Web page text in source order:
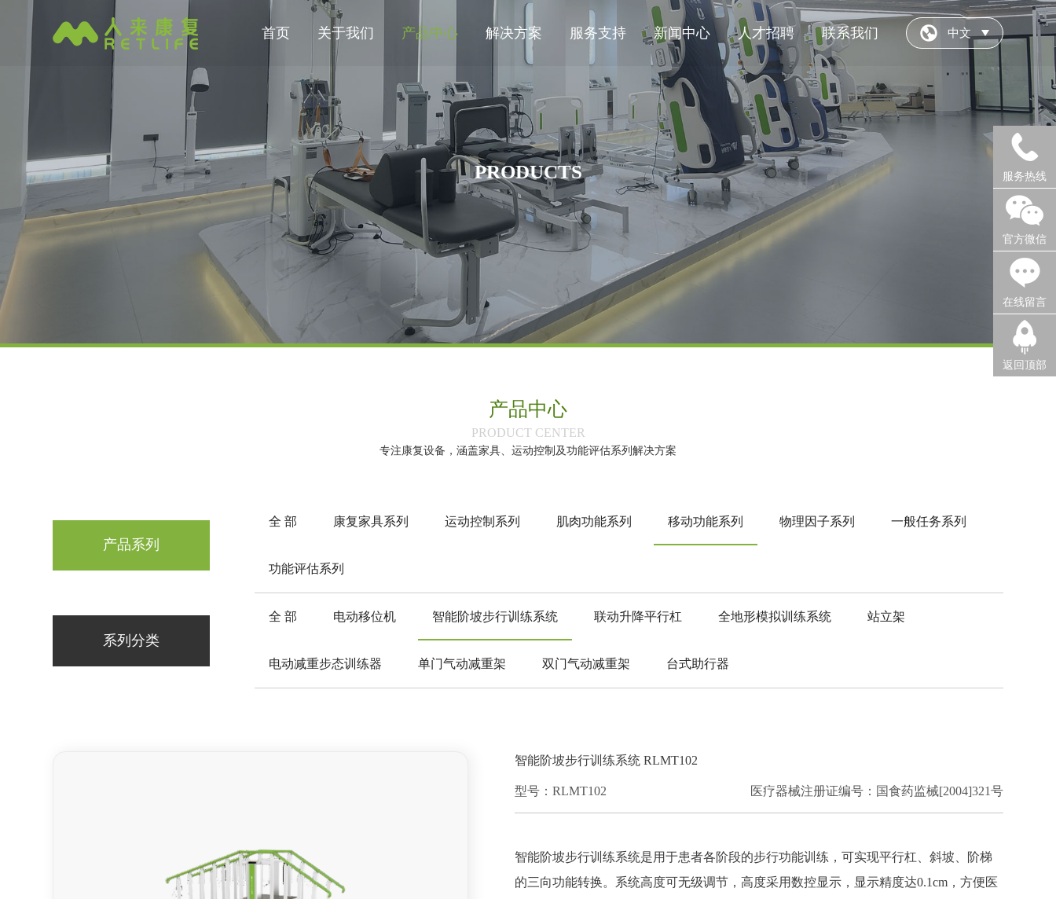
中文
首页 关于我们 产品中心 解决方案 服务支持 新闻中心 人才招聘 联系我们
PRODUCTS
产品中心
‌PRODUCT CENTER‌
专注康复设备，涵盖家具、运动控制及功能评估系列解决方案
产品系列
全 部 康复家具系列 运动控制系列 肌肉功能系列 移动功能系列 物理因子系列 一般任务系列
功能评估系列
系列分类
全 部 电动移位机 智能阶坡步行训练系统 联动升降平行杠 全地形模拟训练系统 站立架
电动减重步态训练器 单门气动减重架 双门气动减重架 台式助行器
智能阶坡步行训练系统 RLMT102
型号：RLMT102 医疗器械注册证编号：国食药监械[2004]321号
智能阶坡步行训练系统是用于患者各阶段的步行功能训练，可实现平行杠、斜坡、阶梯
的三向功能转换。系统高度可无级调节，高度采用数控显示，显示精度达0.1cm，方便医
服务热线
官方微信
在线留言
返回顶部